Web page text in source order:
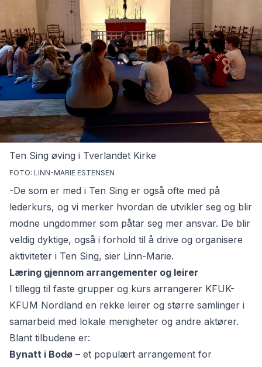
Ten Sing øving i Tverlandet Kirke
FOTO: LINN-MARIE ESTENSEN
-De som er med i Ten Sing er også ofte med på
lederkurs, og vi merker hvordan de utvikler seg og blir
modne ungdommer som påtar seg mer ansvar. De blir
veldig dyktige, også i forhold til å drive og organisere
aktiviteter i Ten Sing, sier Linn-Marie.
Læring gjennom arrangementer og leirer
I tillegg til faste grupper og kurs arrangerer KFUK-
KFUM Nordland en rekke leirer og større samlinger i
samarbeid med lokale menigheter og andre aktører.
Blant tilbudene er:
Bynatt i Bodø – et populært arrangement for